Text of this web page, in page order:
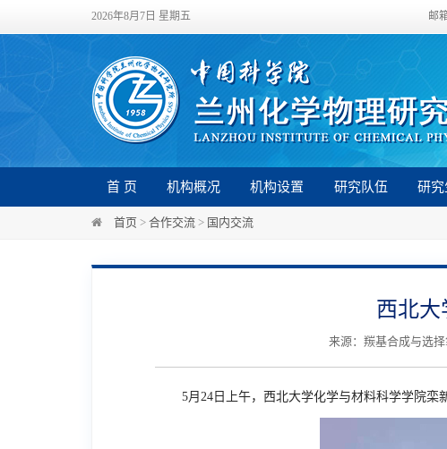
2026年8月7日 星期五 邮
首 页 机构概况 机构设置 研究队伍 研究
首页 > 合作交流 > 国内交流
西北大
来源：羰基合成与选
5月24日上午，西北大学化学与材料科学学院栾新